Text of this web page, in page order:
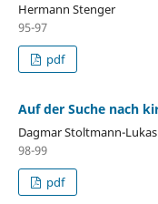
Hermann Stenger
95-97
pdf
Auf der Suche nach
Dagmar Stoltmann-Lukas
98-99
pdf